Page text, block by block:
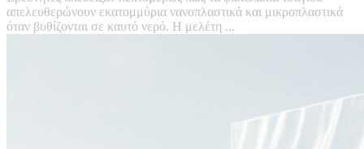
απελευθερώνουν εκατομμύρια νανοπλαστικά και μικροπλαστικά
όταν βυθίζονται σε καυτό νερό. Η μελέτη ...